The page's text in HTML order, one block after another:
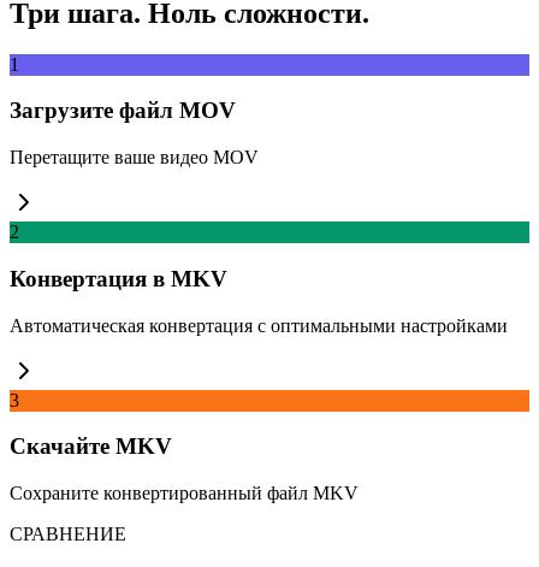
Три шага. Ноль сложности.
1
Загрузите файл MOV
Перетащите ваше видео MOV
2
Конвертация в MKV
Автоматическая конвертация с оптимальными настройками
3
Скачайте MKV
Сохраните конвертированный файл MKV
СРАВНЕНИЕ